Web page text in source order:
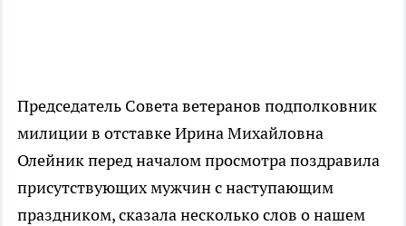
Председатель Совета ветеранов подполковник
милиции в отставке Ирина Михайловна
Олейник перед началом просмотра поздравила
присутствующих мужчин с наступающим
праздником, сказала несколько слов о нашем